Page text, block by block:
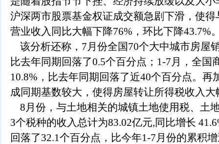
沪深两市股票基金权证成交额急剧下滑，使
营业收入同比大幅下降76%，环比下降43.7%
该分析还称，7月份全国70个大中城市房屋
比去年同期回落了0.5个百分点；1-7月，全国
10.8%，比去年同期回落了近40个百分点。再
成同期基数较大，使得房屋转让所得税收入
8月份，与土地相关的城镇土地使用税、土
3个税种的收入总计为83.02亿元,同比增长
回落了32.1个百分点，比今年1-7月份的累积